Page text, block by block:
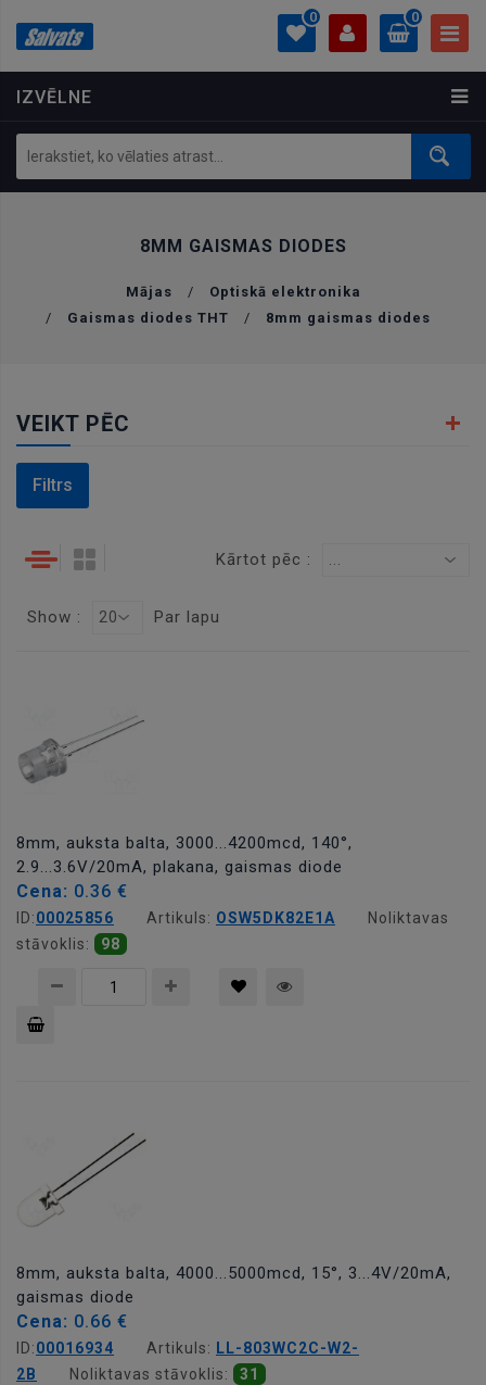
IZVĒLNE
0
PROFILS
Ielogoties
Izveidot kontu
0
0.00 €
8MM GAISMAS DIODES
Mājas /
Optiskā elektronika
/
Gaismas diodes THT / 8mm gaismas diodes
VEIKT PĒC
Filtrs
Kārtot pēc : ...
Show : 20 Par lapu
8mm, auksta balta, 3000...4200mcd, 140°,
2.9...3.6V/20mA, plakana, gaismas diode
Cena: 0.36 €
ID:00025856 Artikuls: OSW5DK82E1A
Noliktavas
stāvoklis:
98
8mm, auksta balta, 4000...5000mcd, 15°, 3...4V/20mA,
gaismas diode
Cena: 0.66 €
ID:00016934 Artikuls: LL-803WC2C-W2-
2B
Noliktavas stāvoklis: 31